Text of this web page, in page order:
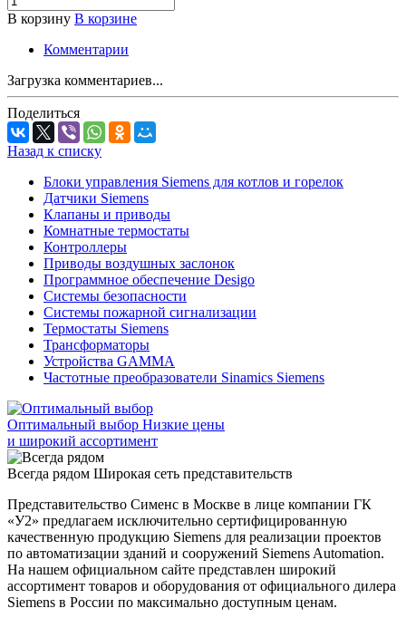
В корзину В корзине
Комментарии
Загрузка комментариев...
Поделиться
Назад к списку
Блоки управления Siemens для котлов и горелок
Датчики Siemens
Клапаны и приводы
Комнатные термостаты
Контроллеры
Приводы воздушных заслонок
Программное обеспечение Desigo
Системы безопасности
Системы пожарной сигнализации
Термостаты Siemens
Трансформаторы
Устройства GAMMA
Частотные преобразователи Sinamics Siemens
Оптимальный выбор Низкие цены
и широкий ассортимент
Всегда рядом Широкая сеть представительств
Представительство Сименс в Москве в лице компании ГК
«У2» предлагаем исключительно сертифицированную
качественную продукцию Siemens для реализации проектов
по автоматизации зданий и сооружений Siemens Automation.
На нашем официальном сайте представлен широкий
ассортимент товаров и оборудования от официального дилера
Siemens в России по максимально доступным ценам.